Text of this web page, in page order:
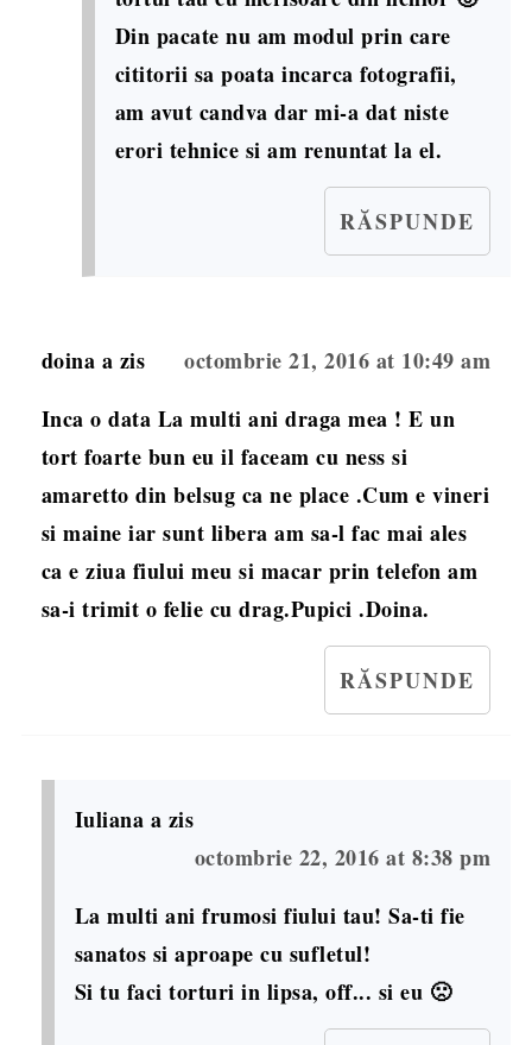
Din pacate nu am modul prin care
cititorii sa poata incarca fotografii,
am avut candva dar mi-a dat niste
erori tehnice si am renuntat la el.
RĂSPUNDE
doina a zis
octombrie 21, 2016 at 10:49 am
Inca o data La multi ani draga mea ! E un
tort foarte bun eu il faceam cu ness si
amaretto din belsug ca ne place .Cum e vineri
si maine iar sunt libera am sa-l fac mai ales
ca e ziua fiului meu si macar prin telefon am
sa-i trimit o felie cu drag.Pupici .Doina.
RĂSPUNDE
Iuliana a zis
octombrie 22, 2016 at 8:38 pm
La multi ani frumosi fiului tau! Sa-ti fie
sanatos si aproape cu sufletul!
Si tu faci torturi in lipsa, off... si eu 🙁